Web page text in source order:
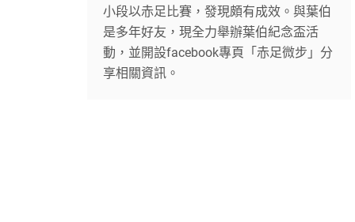
小段以赤足比賽，發現頗有成效。與葉伯
是多年好友，現全力舉辦葉伯紀念盃活
動，並開設facebook專頁「赤足微步」分
享相關資訊。